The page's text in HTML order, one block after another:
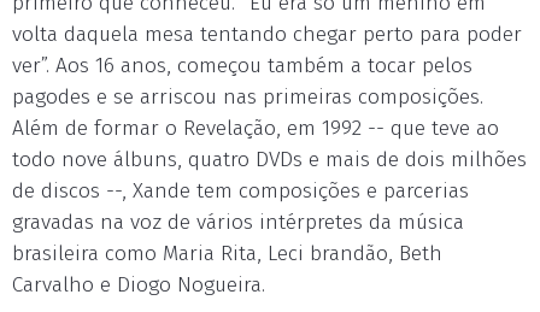
volta daquela mesa tentando chegar perto para poder
ver”. Aos 16 anos, começou também a tocar pelos
pagodes e se arriscou nas primeiras composições.
Além de formar o Revelação, em 1992 -- que teve ao
todo nove álbuns, quatro DVDs e mais de dois milhões
de discos --, Xande tem composições e parcerias
gravadas na voz de vários intérpretes da música
brasileira como Maria Rita, Leci brandão, Beth
Carvalho e Diogo Nogueira.